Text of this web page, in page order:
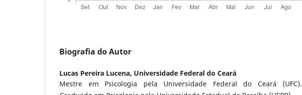
Biografia do Autor
Lucas Pereira Lucena, Universidade Federal do Ceará
Mestre em Psicologia pela Universidade Federal do Ceará (UFC).